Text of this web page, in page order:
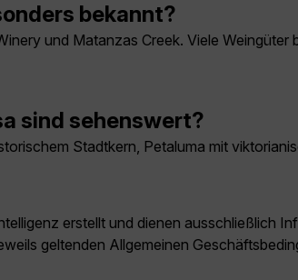
bekannt?
und Matanzas Creek. Viele
sind sehenswert?
Stadtkern, Petaluma mit
erstellt und dienen ausschließlich
geltenden Allgemeinen